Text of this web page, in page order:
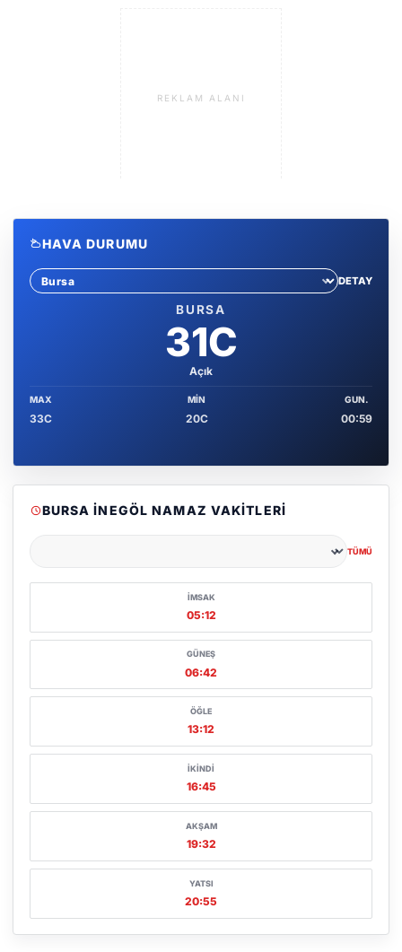
REKLAM ALANI
HAVA DURUMU
Sehir sec
DETAY
BURSA
31C
Açık
MAX
33C
MIN
20C
GUN.
00:59
BURSA İNEGÖL NAMAZ VAKITLERI
TÜMÜ
İMSAK
05:12
GÜNEŞ
06:42
ÖĞLE
13:12
İKINDI
16:45
AKŞAM
19:32
YATSI
20:55